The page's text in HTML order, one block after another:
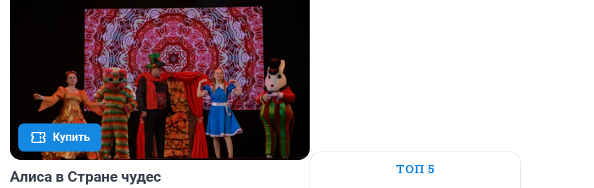
Купить
Алиса в Стране чудес ТОП 5